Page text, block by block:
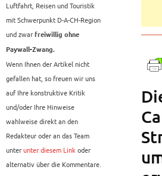
Luftfahrt, Reisen und Touristik
mit Schwerpunkt D-A-CH-Region
und zwar freiwillig ohne
Paywall-Zwang.
Wenn Ihnen der Artikel nicht
gefallen hat, so freuen wir uns
auf Ihre konstruktive Kritik
und/oder Ihre Hinweise
wahlweise direkt an den
Redakteur oder an das Team
unterunter diesem Linkoder
alternativ über die Kommentare.